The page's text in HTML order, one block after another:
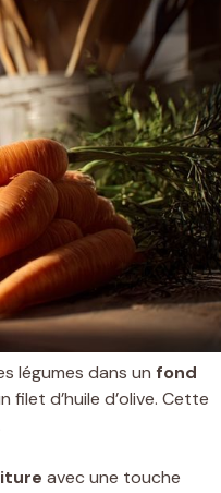
légumes dans un fond
filet d’huile d’olive. Cette
avec une touche